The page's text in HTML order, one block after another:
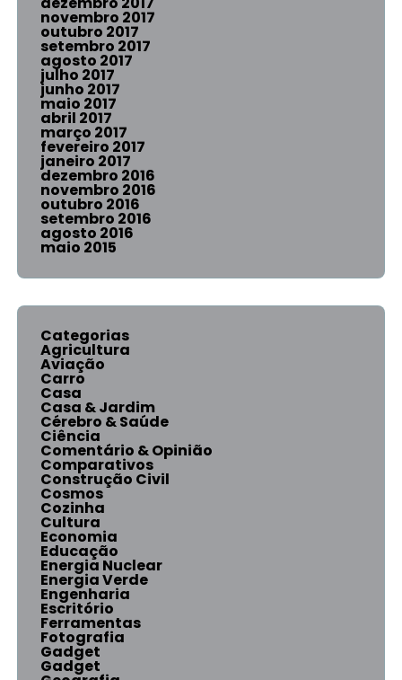
novembro 2017
outubro 2017
setembro 2017
agosto 2017
julho 2017
junho 2017
maio 2017
abril 2017
março 2017
fevereiro 2017
janeiro 2017
dezembro 2016
novembro 2016
outubro 2016
setembro 2016
agosto 2016
maio 2015
Categorias
Agricultura
Aviação
Carro
Casa
Casa & Jardim
Cérebro & Saúde
Ciência
Comentário & Opinião
Comparativos
Construção Civil
Cosmos
Cozinha
Cultura
Economia
Educação
Energia Nuclear
Energia Verde
Engenharia
Escritório
Ferramentas
Fotografia
Gadget
Gadget